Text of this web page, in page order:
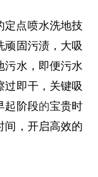
定点喷水洗地技
顽固污渍，大吸
污水，即便污水
过即干，关键吸
起阶段的宝贵时
间，开启高效的